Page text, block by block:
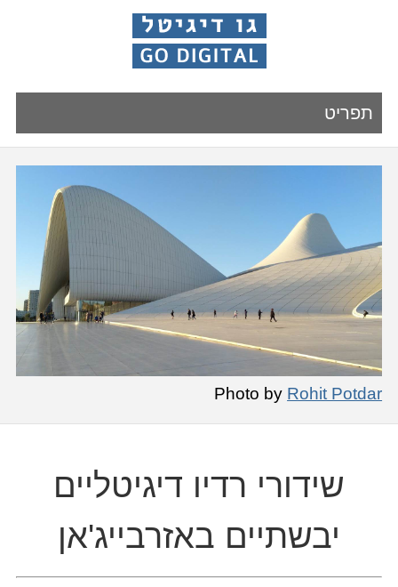
תפריט
Photo by Rohit Potdar
שידורי רדיו דיגיטליים
יבשתיים באזרבייג'אן